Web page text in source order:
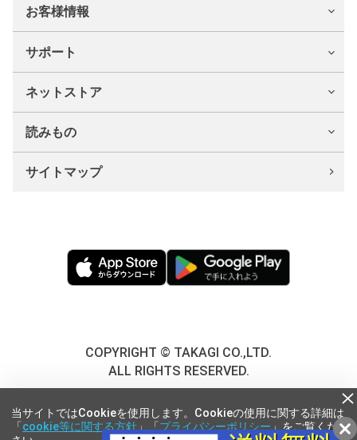
お客様情報
サポート
ネットストア
読みもの
サイトマップ
COPYRIGHT © TAKAGI CO.,LTD.
ALL RIGHTS RESERVED.
当サイトではCookieを使用します。Cookieの使用に関する詳細は
「 cookie等に関する方針 」「 プライバシーポリシー 」をご覧くだ